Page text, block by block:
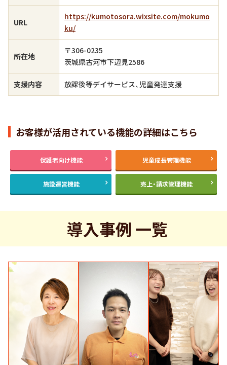
URL
https://kumotosora.wixsite.com/mokumo
ku/
所在地
〒306-0235
茨城県古河市下辺見2586​
支援内容 放課後等デイサービス、児童発達支援
お客様が活用されている機能の詳細はこちら
保護者向け機能 児童成長管理機能
施設運営機能 売上・請求管理機能
導入事例 一覧